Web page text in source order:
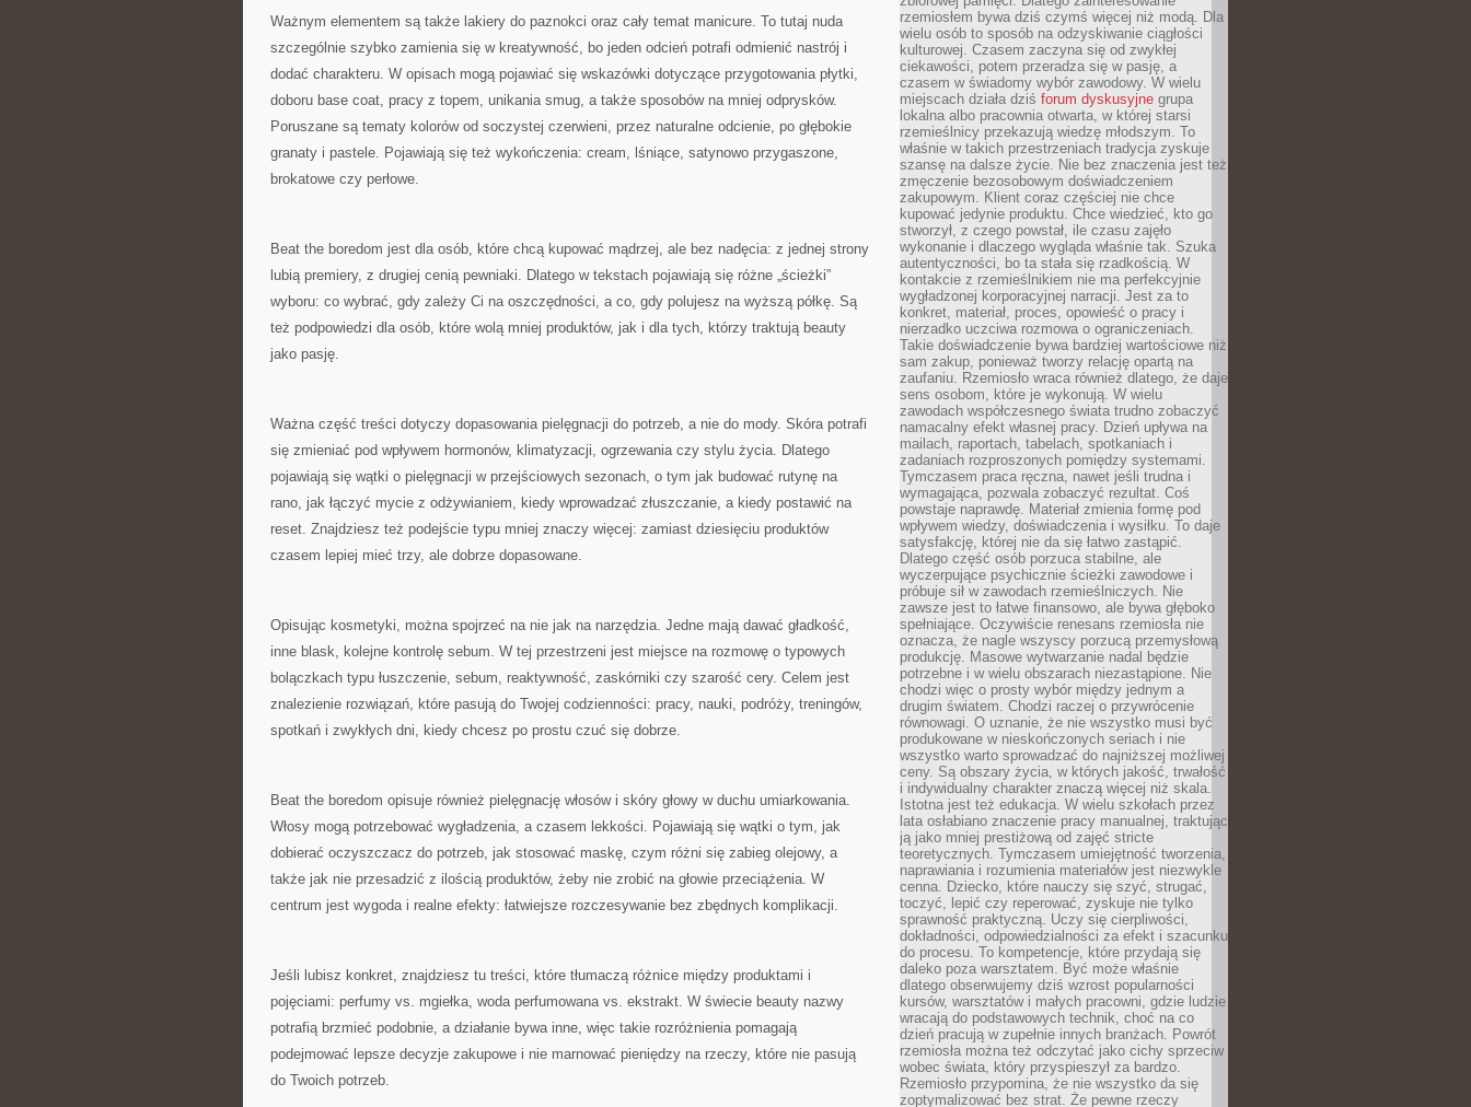
Ważnym elementem są także lakiery do paznokci oraz cały temat manicure. To tutaj nuda
szczególnie szybko zamienia się w kreatywność, bo jeden odcień potrafi odmienić nastrój i
dodać charakteru. W opisach mogą pojawiać się wskazówki dotyczące przygotowania płytki,
doboru base coat, pracy z topem, unikania smug, a także sposobów na mniej odprysków.
Poruszane są tematy kolorów od soczystej czerwieni, przez naturalne odcienie, po głębokie
granaty i pastele. Pojawiają się też wykończenia: cream, lśniące, satynowo przygaszone,
brokatowe czy perłowe.
Beat the boredom jest dla osób, które chcą kupować mądrzej, ale bez nadęcia: z jednej strony
lubią premiery, z drugiej cenią pewniaki. Dlatego w tekstach pojawiają się różne „ścieżki”
wyboru: co wybrać, gdy zależy Ci na oszczędności, a co, gdy polujesz na wyższą półkę. Są
też podpowiedzi dla osób, które wolą mniej produktów, jak i dla tych, którzy traktują beauty
jako pasję.
Ważna część treści dotyczy dopasowania pielęgnacji do potrzeb, a nie do mody. Skóra potrafi
się zmieniać pod wpływem hormonów, klimatyzacji, ogrzewania czy stylu życia. Dlatego
pojawiają się wątki o pielęgnacji w przejściowych sezonach, o tym jak budować rutynę na
rano, jak łączyć mycie z odżywianiem, kiedy wprowadzać złuszczanie, a kiedy postawić na
reset. Znajdziesz też podejście typu mniej znaczy więcej: zamiast dziesięciu produktów
czasem lepiej mieć trzy, ale dobrze dopasowane.
Opisując kosmetyki, można spojrzeć na nie jak na narzędzia. Jedne mają dawać gładkość,
inne blask, kolejne kontrolę sebum. W tej przestrzeni jest miejsce na rozmowę o typowych
bolączkach typu łuszczenie, sebum, reaktywność, zaskórniki czy szarość cery. Celem jest
znalezienie rozwiązań, które pasują do Twojej codzienności: pracy, nauki, podróży, treningów,
spotkań i zwykłych dni, kiedy chcesz po prostu czuć się dobrze.
Beat the boredom opisuje również pielęgnację włosów i skóry głowy w duchu umiarkowania.
Włosy mogą potrzebować wygładzenia, a czasem lekkości. Pojawiają się wątki o tym, jak
dobierać oczyszczacz do potrzeb, jak stosować maskę, czym różni się zabieg olejowy, a
także jak nie przesadzić z ilością produktów, żeby nie zrobić na głowie przeciążenia. W
centrum jest wygoda i realne efekty: łatwiejsze rozczesywanie bez zbędnych komplikacji.
Jeśli lubisz konkret, znajdziesz tu treści, które tłumaczą różnice między produktami i
pojęciami: perfumy vs. mgiełka, woda perfumowana vs. ekstrakt. W świecie beauty nazwy
potrafią brzmieć podobnie, a działanie bywa inne, więc takie rozróżnienia pomagają
podejmować lepsze decyzje zakupowe i nie marnować pieniędzy na rzeczy, które nie pasują
do Twoich potrzeb.
rzemiosłem bywa dziś czymś więcej niż modą. Dla
wielu osób to sposób na odzyskiwanie ciągłości
kulturowej. Czasem zaczyna się od zwykłej
ciekawości, potem przeradza się w pasję, a
czasem w świadomy wybór zawodowy. W wielu
miejscach działa dziś forum dyskusyjne grupa
lokalna albo pracownia otwarta, w której starsi
rzemieślnicy przekazują wiedzę młodszym. To
właśnie w takich przestrzeniach tradycja zyskuje
szansę na dalsze życie. Nie bez znaczenia jest też
zmęczenie bezosobowym doświadczeniem
zakupowym. Klient coraz częściej nie chce
kupować jedynie produktu. Chce wiedzieć, kto go
stworzył, z czego powstał, ile czasu zajęło
wykonanie i dlaczego wygląda właśnie tak. Szuka
autentyczności, bo ta stała się rzadkością. W
kontakcie z rzemieślnikiem nie ma perfekcyjnie
wygładzonej korporacyjnej narracji. Jest za to
konkret, materiał, proces, opowieść o pracy i
nierzadko uczciwa rozmowa o ograniczeniach.
Takie doświadczenie bywa bardziej wartościowe niż
sam zakup, ponieważ tworzy relację opartą na
zaufaniu. Rzemiosło wraca również dlatego, że daje
sens osobom, które je wykonują. W wielu
zawodach współczesnego świata trudno zobaczyć
namacalny efekt własnej pracy. Dzień upływa na
mailach, raportach, tabelach, spotkaniach i
zadaniach rozproszonych pomiędzy systemami.
Tymczasem praca ręczna, nawet jeśli trudna i
wymagająca, pozwala zobaczyć rezultat. Coś
powstaje naprawdę. Materiał zmienia formę pod
wpływem wiedzy, doświadczenia i wysiłku. To daje
satysfakcję, której nie da się łatwo zastąpić.
Dlatego część osób porzuca stabilne, ale
wyczerpujące psychicznie ścieżki zawodowe i
próbuje sił w zawodach rzemieślniczych. Nie
zawsze jest to łatwe finansowo, ale bywa głęboko
spełniające. Oczywiście renesans rzemiosła nie
oznacza, że nagle wszyscy porzucą przemysłową
produkcję. Masowe wytwarzanie nadal będzie
potrzebne i w wielu obszarach niezastąpione. Nie
chodzi więc o prosty wybór między jednym a
drugim światem. Chodzi raczej o przywrócenie
równowagi. O uznanie, że nie wszystko musi być
produkowane w nieskończonych seriach i nie
wszystko warto sprowadzać do najniższej możliwej
ceny. Są obszary życia, w których jakość, trwałość
i indywidualny charakter znaczą więcej niż skala.
Istotna jest też edukacja. W wielu szkołach przez
lata osłabiano znaczenie pracy manualnej, traktując
ją jako mniej prestiżową od zajęć stricte
teoretycznych. Tymczasem umiejętność tworzenia,
naprawiania i rozumienia materiałów jest niezwykle
cenna. Dziecko, które nauczy się szyć, strugać,
toczyć, lepić czy reperować, zyskuje nie tylko
sprawność praktyczną. Uczy się cierpliwości,
dokładności, odpowiedzialności za efekt i szacunku
do procesu. To kompetencje, które przydają się
daleko poza warsztatem. Być może właśnie
dlatego obserwujemy dziś wzrost popularności
kursów, warsztatów i małych pracowni, gdzie ludzie
wracają do podstawowych technik, choć na co
dzień pracują w zupełnie innych branżach. Powrót
rzemiosła można też odczytać jako cichy sprzeciw
wobec świata, który przyspieszył za bardzo.
Rzemiosło przypomina, że nie wszystko da się
zoptymalizować bez strat. Że pewne rzeczy